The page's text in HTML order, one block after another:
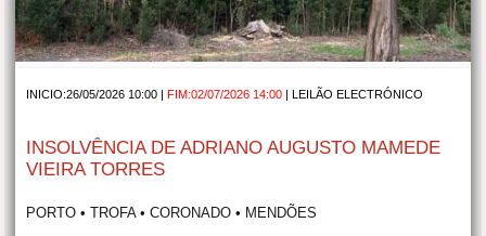
INICIO:26/05/2026 10:00 |FIM:02/07/2026 14:00 |LEILÃO ELECTRÓNICO
INSOLVÊNCIA DE ADRIANO AUGUSTO MAMEDE
VIEIRA TORRES
PORTO • TROFA • CORONADO • MENDÕES